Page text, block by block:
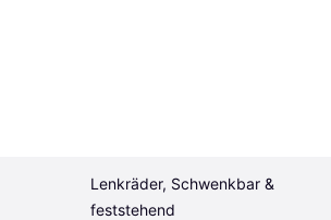
Lenkräder, Schwenkbar &
feststehend